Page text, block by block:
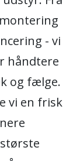
- vi
håndtere
og fælge.
vi en frisk